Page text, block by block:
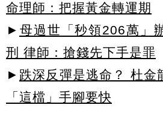
命理師：把握黃金轉運期
► 母過世「秒領206萬」
刑 律師：搶錢先下手是罪
► 跌深反彈是逃命？ 杜金
「這檔」手腳要快